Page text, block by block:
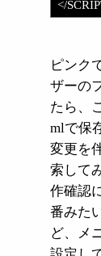
</
ピンク
ザーの
たら、
mlで保
変更を
索して
作確認
番みた
ど、メ